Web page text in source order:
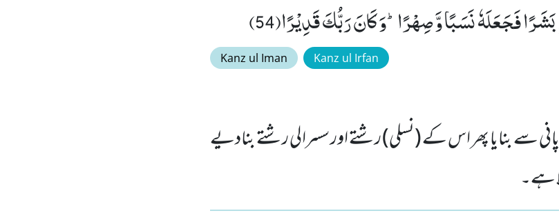
فَجَعَلَهٗ نَسَبًا وَّ صِهْرًاؕ-وَ كَانَ رَبُّكَ قَدِیْرًا(54)
Kanz ul Iman Kanz ul Irfan
سے بنایا پھر اس کے (نسلی) رشتے اور سسرالی رشتے بنادیے
ہے۔